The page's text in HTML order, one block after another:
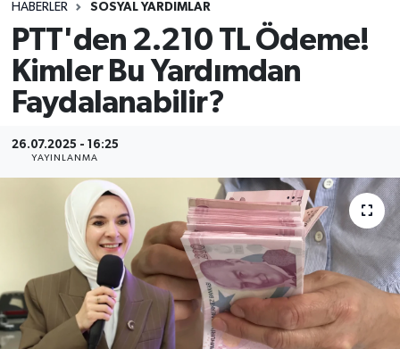
HABERLER SOSYAL YARDIMLAR
PTT'den 2.210 TL Ödeme!
Kimler Bu Yardımdan
Faydalanabilir?
26.07.2025 - 16:25
YAYINLANMA
GÜNCEL
KÜLTÜR
ÖZEL HABER
RESMİ İLANLAR
SAĞLIK
SİYASET
Son Dakika Haberleri
Haber Arşivi